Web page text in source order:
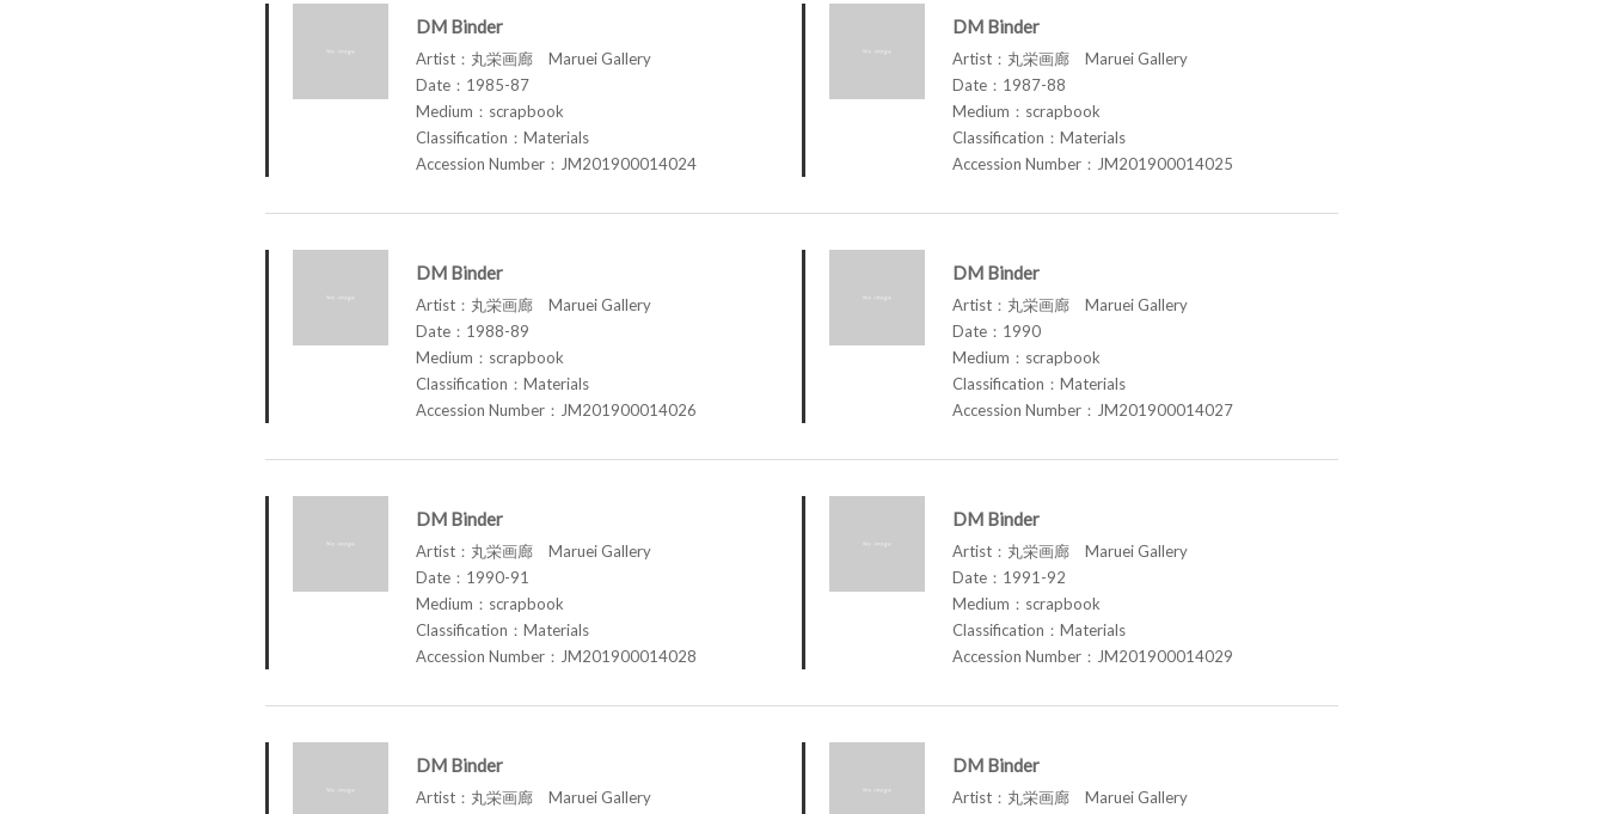
DM Binder
Artist：丸栄画廊 Maruei Gallery
Date：1985-87
Medium：scrapbook
Classification：Materials
Accession Number：JM201900014024
DM Binder
Artist：丸栄画廊 Maruei Gallery
Date：1987-88
Medium：scrapbook
Classification：Materials
Accession Number：JM201900014025
DM Binder
Artist：丸栄画廊 Maruei Gallery
Date：1988-89
Medium：scrapbook
Classification：Materials
Accession Number：JM201900014026
DM Binder
Artist：丸栄画廊 Maruei Gallery
Date：1990
Medium：scrapbook
Classification：Materials
Accession Number：JM201900014027
DM Binder
Artist：丸栄画廊 Maruei Gallery
Date：1990-91
Medium：scrapbook
Classification：Materials
Accession Number：JM201900014028
DM Binder
Artist：丸栄画廊 Maruei Gallery
Date：1991-92
Medium：scrapbook
Classification：Materials
Accession Number：JM201900014029
DM Binder
Artist：丸栄画廊 Maruei Gallery
DM Binder
Artist：丸栄画廊 Maruei Gallery